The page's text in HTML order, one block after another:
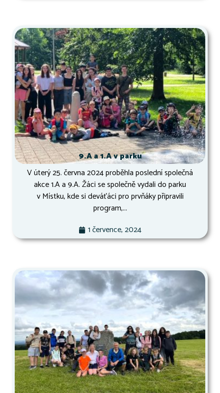
9.A a 1.A v parku
V úterý 25. června 2024 proběhla poslední společná
akce 1.A a 9.A. Žáci se společně vydali do parku
v Místku, kde si deváťáci pro prvňáky připravili
program,...
1 července, 2024